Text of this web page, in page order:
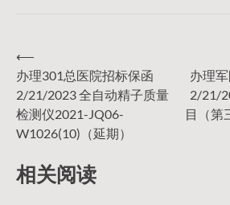
文
章
导
⟵
办理301总医院招标保函
2/21/2023 全自动精子质量
检测仪2021-JQ06-
W1026(10)（延期）
办理
2/21/
目（第
相关阅读